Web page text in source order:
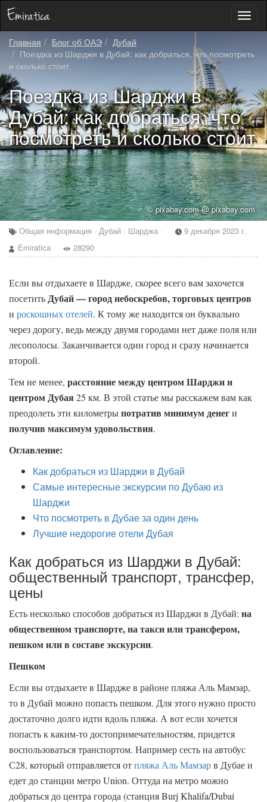
Главная
Блог об ОАЭ
Дубай
Поездка из Шарджи в Дубай: как добраться, что посмотреть
и сколько стоит
Поездка из Шарджи в
Дубай: как добраться, что
посмотреть и сколько стоит
© pixabay.com @ pixabay.com
Общая информация · Дубай · Шарджа ·
9 декабря 2023 г.
Emiratica
28290
Если вы отдыхаете в Шардже, скорее всего вам захочется
посетитьДубай — город небоскребов, торговых центров
и роскошных отелей. К тому же находится он буквально
через дорогу, ведь между двумя городами нет даже поля или
лесополосы. Заканчивается один город и сразу начинается
второй.
Тем не менее, расстояние между центром Шарджи и
центром Дубая25 км. В этой статье мы расскажем вам как
преодолеть эти километрыпотратив минимум денеги
получив максимум удовольствия.
Оглавление:
Как добраться из Шарджи в Дубай
Самые интересные экскурсии по Дубаю из
Шарджи
Что посмотреть в Дубае за один день
Лучшие недорогие отели Дубая
Как добраться из Шарджи в Дубай:
общественный транспорт, трансфер,
цены
Есть несколько способов добраться из Шарджи в Дубай: на
общественном транспорте, на такси или трансфером,
пешком или в составе экскурсии.
Пешком
Если вы отдыхаете в Шардже в районе пляжа Аль Мамзар,
то в Дубай можно попасть пешком. Для этого нужно просто
достаточно долго идти вдоль пляжа. А вот если хочется
попасть к каким-то достопримечательностям, придется
воспользоваться транспортом. Например сесть на автобус
С28, который отправляется отпляжа Аль Мамзарв Дубае и
едет до станции метро Union. Оттуда на метро можно
добраться до центра города (станция Burj Khalifa/Dubai